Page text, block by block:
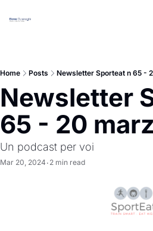
Home Posts Newsletter Sporteat n 65 -
Newsletter
65 - 20
Un podcast per voi
Mar 20, 2024 • 2 min read